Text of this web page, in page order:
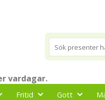
vardagar.
Fritid Gott